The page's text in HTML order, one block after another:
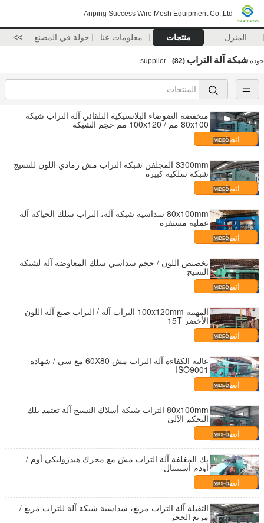
Anping Success Wire Mesh Equipment Co.,Ltd
المنزل منتجات معلومات عنا جولة في المصنع >>
جودة شبكة آلة التراب (82)
منخفضة الضوضاء البلاستيكية التلقائي آلة التراب شبكة
80x100 مم / 100x120 مم حجم الشبكة
اتصل بنا
3300mm المجلفن شبكة التراب مش رمادي اللون للنسيج
شبكة سلكية كبيرة
اتصل بنا
80x100mm سداسية شبكة آلة، التراب سلك الحياكة آلة
عملية مستقرة
اتصل بنا
تخصيص اللون / حجم سداسي سلك المعاوضة آلة لشبكة
النسيج
اتصل بنا
المهنية 100x120mm التراب آلة / التراب صنع آلة اللون
الأخضر 15T
اتصل بنا
عالية الكفاءة آلة التراب مش 60X80 مع سي / شهادة
ISO9001
اتصل بنا
80x100mm التراب شبكة أسلاك النسيج آلة تعتمد بلك
التحكم الآلي
اتصل بنا
بك المغلفة آلة التراب مش مع محرك هيدروليكي أوم /
أودم أسيبتبال
اتصل بنا
الثقيلة آلة التراب مربع، سداسية شبكة آلة للتراب مربع /
مربع الحجر